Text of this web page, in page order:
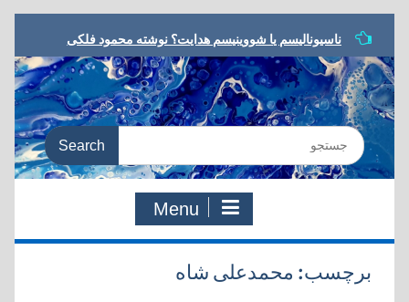
to
content
ناسیونالیسم یا شووینیسم هدایت؟ نوشته محمود فلکی
مشروطه در ترازو، نوشته داریوش رحمانیان
معرفی کتاب، یا مرگ یا تجدد، نوشته نوید کلاه‌رودی
شعر مشروطه در رویارویی با تجدد، نوشته هادی دقیق
به سوی معنای جدید، مروری بر کتاب:‌ یا مرگ یا تجدد،
Search
for:
Menu
برچسب: محمدعلی شاه